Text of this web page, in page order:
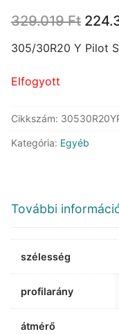
329.019Ft
was:
305/30R20 Y Pilot
Elfogyott
Cikkszám:
Kategória: Egyéb
További
szélesség
profilarány
átmérő